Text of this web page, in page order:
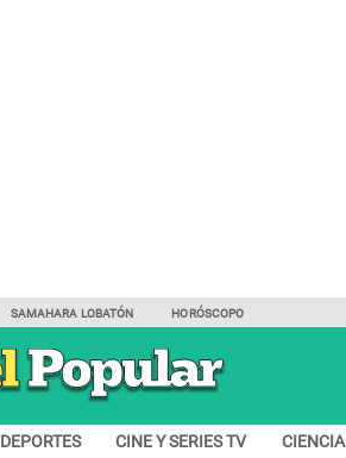
SAMAHARA LOBATÓN HORÓSCOPO
DEPORTES CINE Y SERIES TV CIENCIA